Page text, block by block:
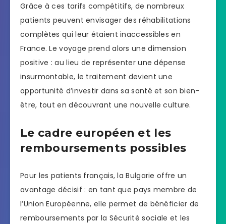
Grâce à ces tarifs compétitifs, de nombreux
patients peuvent envisager des réhabilitations
complètes qui leur étaient inaccessibles en
France. Le voyage prend alors une dimension
positive : au lieu de représenter une dépense
insurmontable, le traitement devient une
opportunité d’investir dans sa santé et son bien-
être, tout en découvrant une nouvelle culture.
Le cadre européen et les
remboursements possibles
Pour les patients français, la Bulgarie offre un
avantage décisif : en tant que pays membre de
l’Union Européenne, elle permet de bénéficier de
remboursements par la Sécurité sociale et les